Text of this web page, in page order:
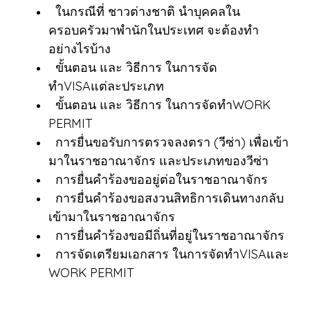
ในกรณีที่ ชาวต่างชาติ นำบุคคลใน
ครอบครัวมาพำนักในประเทศ จะต้องทำ
อย่างไรบ้าง
ขั้นตอน และ วิธีการ ในการจัด
ทำVISAแต่ละประเภท
ขั้นตอน และ วิธีการ ในการจัดทำWORK
PERMIT
การยื่นขอรับการตรวจลงตรา (วีซ่า) เพื่อเข้า
มาในราชอาณาจักร และประเภทของวีซ่า
การยื่นคำร้องขออยู่ต่อในราชอาณาจักร
การยื่นคำร้องขอสงวนสิทธิการเดินทางกลับ
เข้ามาในราชอาณาจักร
การยื่นคำร้องขอมีถิ่นที่อยู่ในราชอาณาจักร
การจัดเตรียมเอกสาร ในการจัดทำVISAและ
WORK PERMIT